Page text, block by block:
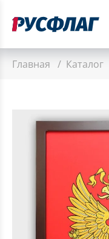
Главная / Каталог